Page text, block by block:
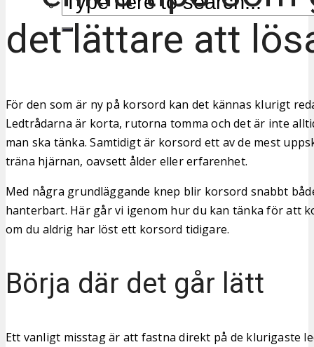
det lättare att
För den som är ny på korsord kan det kännas klurigt
Ledtrådarna är korta, rutorna tomma och det är inte
man ska tänka. Samtidigt är korsord ett av de mest
träna hjärnan, oavsett ålder eller erfarenhet.
Med några grundläggande knep blir korsord snabbt
hanterbart. Här går vi igenom hur du kan tänka för att
om du aldrig har löst ett korsord tidigare.
Börja där det går lätt
Ett vanligt misstag är att fastna direkt på de klurigaste